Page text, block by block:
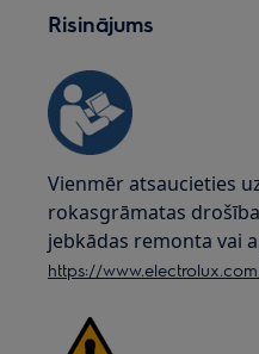
Risinājums
Vienmēr atsaucieties
rokasgrāmatas
jebkādas remonta vai
https://